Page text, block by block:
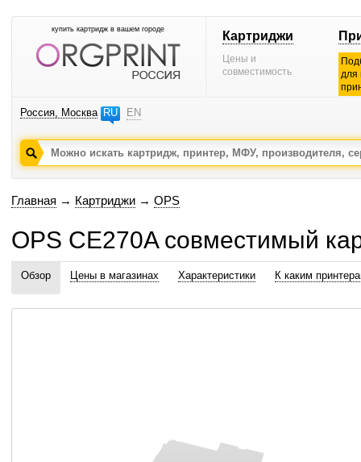
купить картридж в вашем городе Картриджи
Цены и
совместимость
для
Россия, Москва RU EN
Главная → Картриджи → OPS
OPS CE270A совместимый
Обзор Цены в магазинах Характеристики К каким